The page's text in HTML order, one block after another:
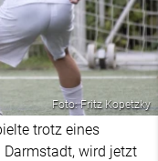
Foto: Fritz Kopetzky
trotz eines
Darmstadt, wird jetzt